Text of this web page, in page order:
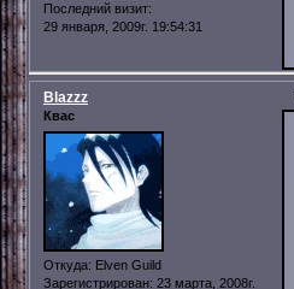
Последний визит:
29 января, 2009г. 19:54:31
Blazzz
Квас
Откуда: Elven Guild
Зарегистрирован: 23 марта, 2008г.